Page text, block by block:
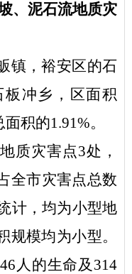
、泥石流地质灾
镇，裕安区的石
冲乡，区面积
面积的1.91%。
质灾害点3处，
全市灾害点总数
计，均为小型地
规模均为小型。
人的生命及314